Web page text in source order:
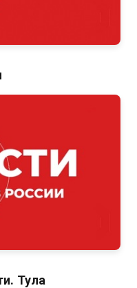
Тула